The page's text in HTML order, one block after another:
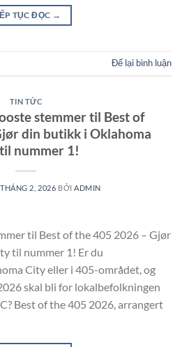
TỤC ĐỌC →
Để lại bình luận
TIN TỨC
stemmer til Best of
din butikk i Oklahoma
nummer 1!
2, 2026 BỞIADMIN
til Best of the 405 2026 – Gjør
til nummer 1! Er du
City eller i 405-området, og
skal bli for lokalbefolkningen
Best of the 405 2026, arrangert